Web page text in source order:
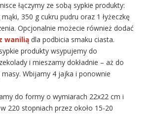
łączymy ze sobą sypkie produkty:
350 g cukru pudru oraz 1 łyżeczkę
Opcjonalnie możecie również dodać
wanilią dla podbicia smaku ciasta.
produkty wsypujemy do
i mieszamy dokładnie – aż do
Wbijamy 4 jajka i ponownie
do formy o wymiarach 22x22 cm i
220 stopniach przez około 15-20